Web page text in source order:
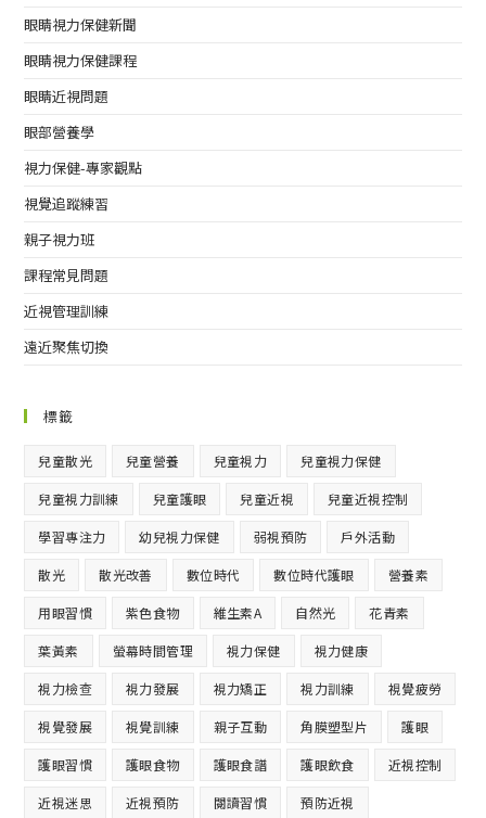
眼睛視力保健新聞
眼睛視力保健課程
眼睛近視問題
眼部營養學
視力保健-專家觀點
視覺追蹤練習
親子視力班
課程常見問題
近視管理訓練
遠近聚焦切換
標籤
兒童散光 兒童營養 兒童視力 兒童視力保健
兒童視力訓練 兒童護眼 兒童近視 兒童近視控制
學習專注力 幼兒視力保健 弱視預防 戶外活動
散光 散光改善 數位時代 數位時代護眼 營養素
用眼習慣 紫色食物 維生素A 自然光 花青素
葉黃素 螢幕時間管理 視力保健 視力健康
視力檢查 視力發展 視力矯正 視力訓練 視覺疲勞
視覺發展 視覺訓練 親子互動 角膜塑型片 護眼
護眼習慣 護眼食物 護眼食譜 護眼飲食 近視控制
近視迷思 近視預防 閱讀習慣 預防近視